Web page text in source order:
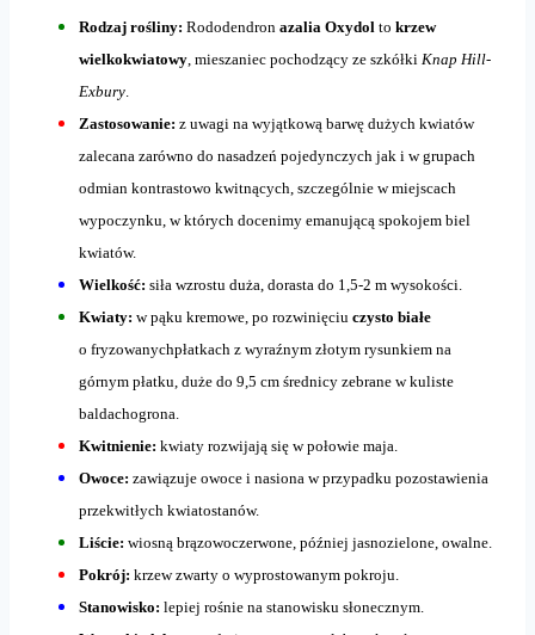
Rodzaj rośliny: Rododendron azalia Oxydol to krzew
wielkokwiatowy , mieszaniec pochodzący ze szkółki Knap Hill-
Exbury
Zastosowanie: z uwagi na wyjątkową barwę dużych kwiatów
zalecana zarówno do nasadzeń pojedynczych jak i w grupach
odmian kontrastowo kwitnących, szczególnie w miejscach
wypoczynku, w których docenimy emanującą spokojem biel
kwiatów.
Wielkość: siła wzrostu duża, dorasta do 1,5-2 m wysokości.
Kwiaty: w pąku kremowe, po rozwinięciu czysto białe
o fryzowanychpłatkach z wyraźnym złotym rysunkiem na
górnym płatku, duże do 9,5 cm średnicy zebrane w kuliste
baldachogrona.
Kwitnienie: kwiaty rozwijają się w połowie maja.
Owoce: zawiązuje owoce i nasiona w przypadku pozostawienia
przekwitłych kwiatostanów.
Liście: wiosną brązowoczerwone, później jasnozielone, owalne.
Pokrój: krzew zwarty o wyprostowanym pokroju.
Stanowisko: lepiej rośnie na stanowisku słonecznym.